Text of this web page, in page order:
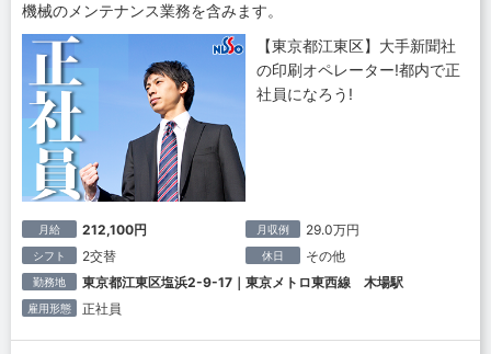
機械のメンテナンス業務を含みます。
【東京都江東区】大手新聞社
の印刷オペレーター!都内で正
社員になろう!
月給 212,100円 月収例 29.0万円
シフト 2交替 休日 その他
勤務地 東京都江東区塩浜2-9-17｜東京メトロ東西線 木場駅
雇用形態 正社員